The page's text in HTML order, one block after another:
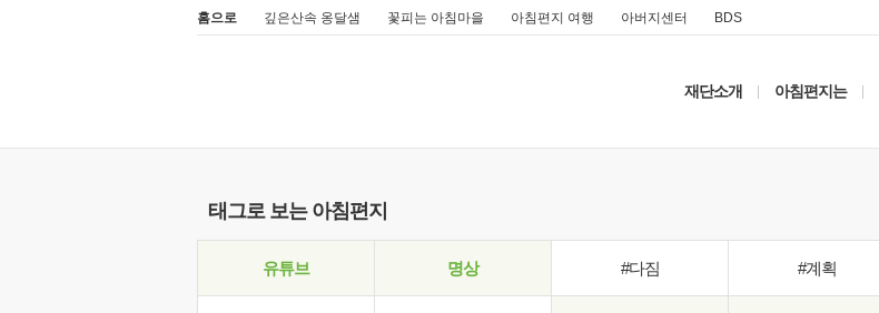
홈으로 깊은산속 옹달샘 꽃피는 아침마을 아침편지 여행 아버지센터 BDS
재단소개 아침편지는
태그로 보는 아침편지
유튜브 명상 #다짐 #계획